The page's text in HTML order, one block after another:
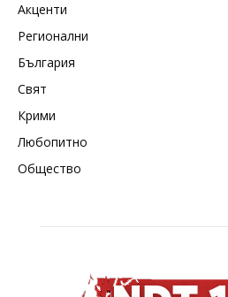
Акценти
Регионални
България
Свят
Крими
Любопитно
Общество